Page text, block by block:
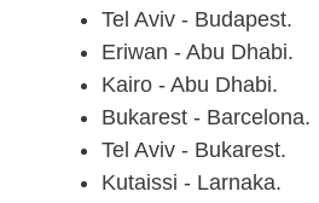
Tel Aviv - Budapest.
Eriwan - Abu Dhabi.
Kairo - Abu Dhabi.
Bukarest - Barcelona.
Tel Aviv - Bukarest.
Kutaissi - Larnaka.